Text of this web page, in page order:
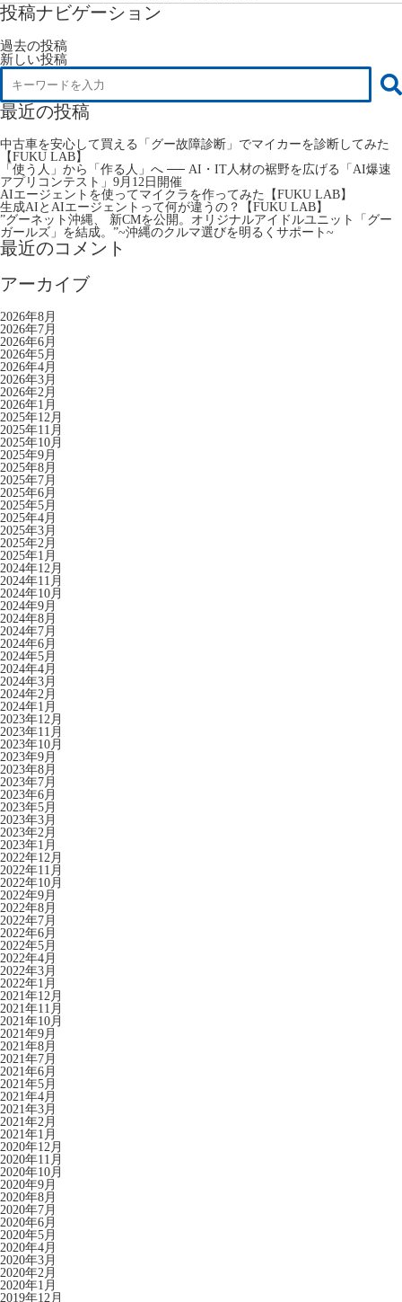
投稿ナビゲーション
過去の投稿
新しい投稿
最近の投稿
中古車を安心して買える「グー故障診断」でマイカーを診断してみた
【FUKU LAB】
「使う人」から「作る人」へ ── AI・IT人材の裾野を広げる「AI爆速
アプリコンテスト」9月12日開催
AIエージェントを使ってマイクラを作ってみた【FUKU LAB】
生成AIとAIエージェントって何が違うの？【FUKU LAB】
”グーネット沖縄、 新CMを公開。オリジナルアイドルユニット「グー
ガールズ」を結成。”~沖縄のクルマ選びを明るくサポート~
最近のコメント
アーカイブ
2026年8月
2026年7月
2026年6月
2026年5月
2026年4月
2026年3月
2026年2月
2026年1月
2025年12月
2025年11月
2025年10月
2025年9月
2025年8月
2025年7月
2025年6月
2025年5月
2025年4月
2025年3月
2025年2月
2025年1月
2024年12月
2024年11月
2024年10月
2024年9月
2024年8月
2024年7月
2024年6月
2024年5月
2024年4月
2024年3月
2024年2月
2024年1月
2023年12月
2023年11月
2023年10月
2023年9月
2023年8月
2023年7月
2023年6月
2023年5月
2023年3月
2023年2月
2023年1月
2022年12月
2022年11月
2022年10月
2022年9月
2022年8月
2022年7月
2022年6月
2022年5月
2022年4月
2022年3月
2022年1月
2021年12月
2021年11月
2021年10月
2021年9月
2021年8月
2021年7月
2021年6月
2021年5月
2021年4月
2021年3月
2021年2月
2021年1月
2020年12月
2020年11月
2020年10月
2020年9月
2020年8月
2020年7月
2020年6月
2020年5月
2020年4月
2020年3月
2020年2月
2020年1月
2019年12月